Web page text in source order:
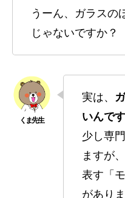
うーん、ガラスの
じゃないですか？
実は、
いんです
少し専
ますが
表す「
がありま